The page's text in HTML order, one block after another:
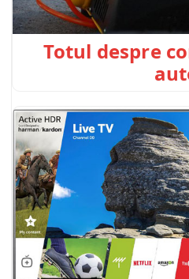
Totul despre